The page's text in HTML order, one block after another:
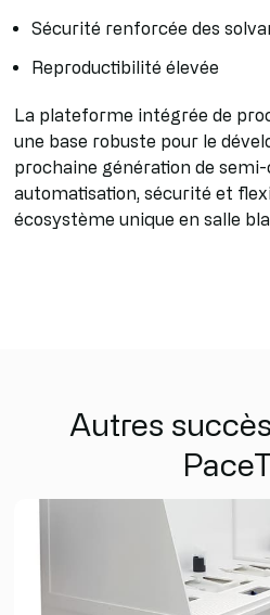
Sécurité renforcée des
Reproductibilité élevée
La plateforme intégrée de
une base robuste pour le
prochaine génération de
automatisation, sécurité et
écosystème unique en salle
Autres